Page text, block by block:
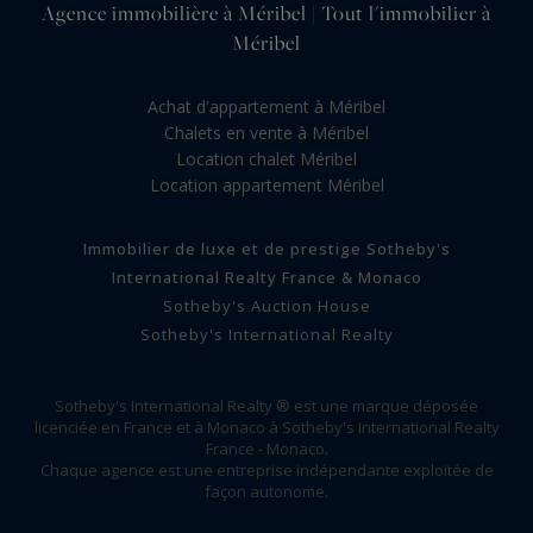
Agence immobilière à Méribel | Tout l'immobilier à
Méribel
Achat d'appartement à Méribel
Chalets en vente à Méribel
Location chalet Méribel
Location appartement Méribel
Immobilier de luxe et de prestige Sotheby's
International Realty France & Monaco
Sotheby's Auction House
Sotheby's International Realty
Sotheby's International Realty ® est une marque déposée
licenciée en France et à Monaco à Sotheby's International Realty
France - Monaco.
Chaque agence est une entreprise indépendante exploitée de
façon autonome.